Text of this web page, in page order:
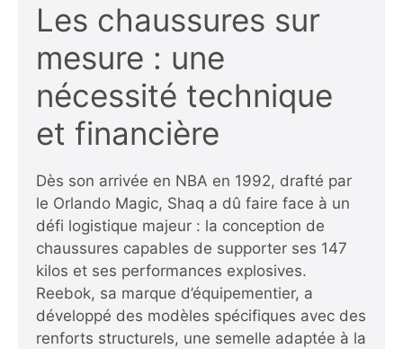
Les chaussures sur
mesure : une
nécessité technique
et financière
Dès son arrivée en NBA en 1992, drafté par
le Orlando Magic, Shaq a dû faire face à un
défi logistique majeur : la conception de
chaussures capables de supporter ses 147
kilos et ses performances explosives.
Reebok, sa marque d’équipementier, a
développé des modèles spécifiques avec des
renforts structurels, une semelle adaptée à la